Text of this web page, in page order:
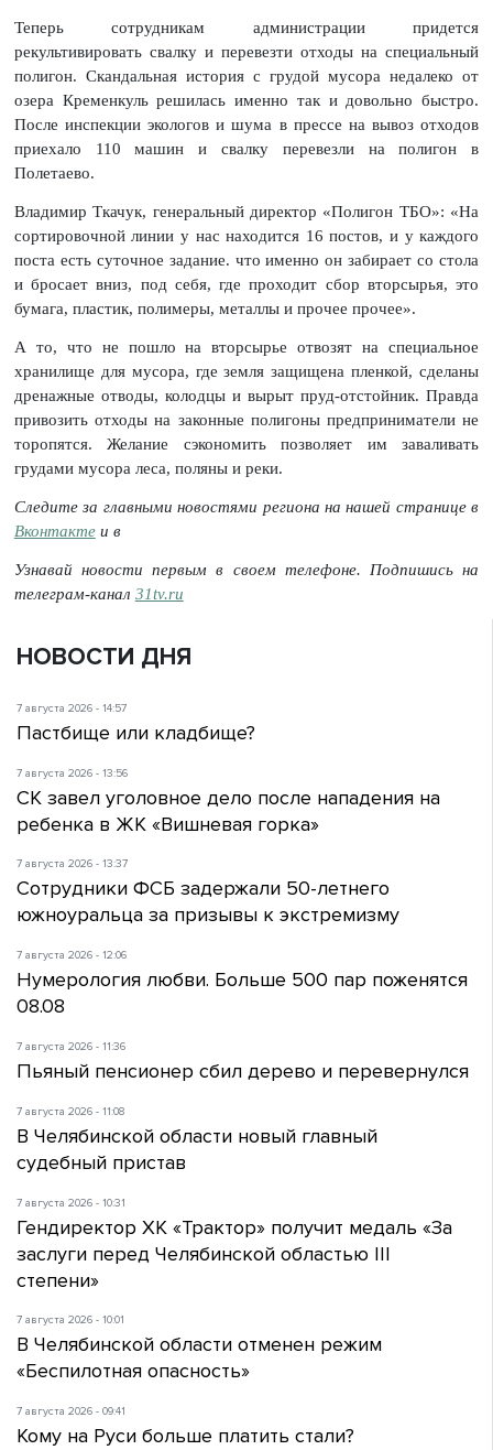
Теперь сотрудникам администрации придется
рекультивировать свалку и перевезти отходы на специальный
полигон. Скандальная история с грудой мусора недалеко от
озера Кременкуль решилась именно так и довольно быстро.
После инспекции экологов и шума в прессе на вывоз отходов
приехало 110 машин и свалку перевезли на полигон в
Полетаево.
Владимир Ткачук, генеральный директор «Полигон ТБО»: «На
сортировочной линии у нас находится 16 постов, и у каждого
поста есть суточное задание. что именно он забирает со стола
и бросает вниз, под себя, где проходит сбор вторсырья, это
бумага, пластик, полимеры, металлы и прочее прочее».
А то, что не пошло на вторсырье отвозят на специальное
хранилище для мусора, где земля защищена пленкой, сделаны
дренажные отводы, колодцы и вырыт пруд-отстойник. Правда
привозить отходы на законные полигоны предприниматели не
торопятся. Желание сэкономить позволяет им заваливать
грудами мусора леса, поляны и реки.
Следите за главными новостями региона на нашей странице в
Вконтактеи в
Узнавай новости первым в своем телефоне. Подпишись на
телеграм-канал 31tv.ru
НОВОСТИ ДНЯ
7 августа 2026 - 14:57
Пастбище или кладбище?
7 августа 2026 - 13:56
СК завел уголовное дело после нападения на
ребенка в ЖК «Вишневая горка»
7 августа 2026 - 13:37
Сотрудники ФСБ задержали 50-летнего
южноуральца за призывы к экстремизму
7 августа 2026 - 12:06
Нумерология любви. Больше 500 пар поженятся
08.08
7 августа 2026 - 11:36
Пьяный пенсионер сбил дерево и перевернулся
7 августа 2026 - 11:08
В Челябинской области новый главный
судебный пристав
7 августа 2026 - 10:31
Гендиректор ХК «Трактор» получит медаль «За
заслуги перед Челябинской областью III
степени»
7 августа 2026 - 10:01
В Челябинской области отменен режим
«Беспилотная опасность»
7 августа 2026 - 09:41
Кому на Руси больше платить стали?